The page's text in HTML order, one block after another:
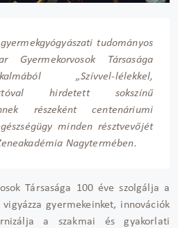
tudományos
Gyermekorvosok Társasága
„Szívvel-lélekkel,
hirdetett sokszínű
részeként centenáriumi
minden résztvevőjét
Nagytermében.
Társasága 100 éve szolgálja a
gyermekeinket, innovációk
a szakmai és gyakorlati